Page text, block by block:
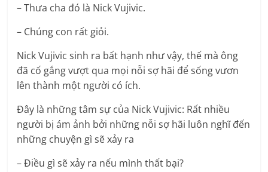
– Thưa cha đó là Nick Vujivic.
– Chúng con rất giỏi.
Nick Vujivic sinh ra bất hạnh như vậy, thế mà ông
đã cố gắng vượt qua mọi nỗi sợ hãi để sống vươn
lên thành một người có ích.
Đây là những tâm sự của Nick Vujivic: Rất nhiều
người bị ám ảnh bởi những nỗi sợ hãi luôn nghĩ đến
những chuyện gì sẽ xảy ra
– Điều gì sẽ xảy ra nếu mình thất bại?